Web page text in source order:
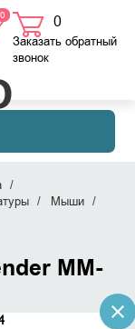
0 0
в корзине
Заказать обратный
звонок
Мыши
MM-